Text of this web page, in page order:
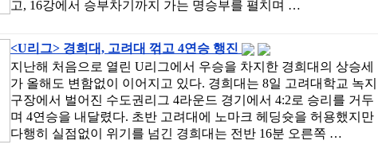
고, 16강에서 승부차기까지 가는 명승부를 펼치며 …
<U리그> 경희대, 고려대 꺾고 4연승 행진
지난해 처음으로 열린 U리그에서 우승을 차지한 경희대의 상승세
가 올해도 변함없이 이어지고 있다. 경희대는 8일 고려대학교 녹지
구장에서 벌어진 수도권리그 4라운드 경기에서 4:2로 승리를 거두
며 4연승을 내달렸다. 초반 고려대에 노마크 헤딩슛을 허용했지만
다행히 실점없이 위기를 넘긴 경희대는 전반 16분 오른쪽 …